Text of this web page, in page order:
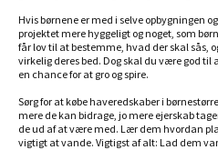
Hvis børnene er med i selve opbygningen
projektet mere hyggeligt og noget, som
får lov til at bestemme, hvad der skal sås,
virkelig deres bed. Dog skal du være god til
en chance for at gro og spire.
Sørg for at købe haveredskaber i
mere de kan bidrage, jo mere ejerskab
de ud af at være med. Lær dem hvordan
vigtigt at vande. Vigtigst af alt: Lad dem